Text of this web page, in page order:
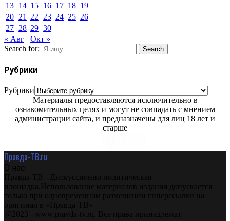
13 14 15 16 17 18 19
20 21 22 23 24 25 26
27 28 29 30
« Авг
Окт »
Search for:
Search
Рубрики
Рубрики
Материалы предоставляются исключительно в
ознакомительных целях и могут не совпадать с мнением
администрации сайта, и предназначены для лиц 18 лет и
старше
Правда-ТВ.ru
О нас
Правда-ТВ - Дискуссионно политическая
площадка.Использование материалов издания допускается
только при одновременном размещении гиперссылки на
оригинал в «Правда-ТВ»
@2023 - www.pravda-tv.ru. Все права принадлежат